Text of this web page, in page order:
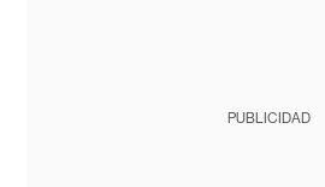
PUBLICIDAD